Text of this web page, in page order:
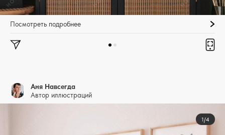
Посмотреть подробнее
Аня Навсегда
Автор иллюстраций
1/4